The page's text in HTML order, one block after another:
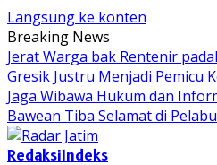
Langsung ke konten
Breaking News
Jerat Warga bak Rentenir
Gresik Justru Menjadi Pemicu
Jaga Wibawa Hukum dan
Bawean Tiba Selamat di
RedaksiIndeks